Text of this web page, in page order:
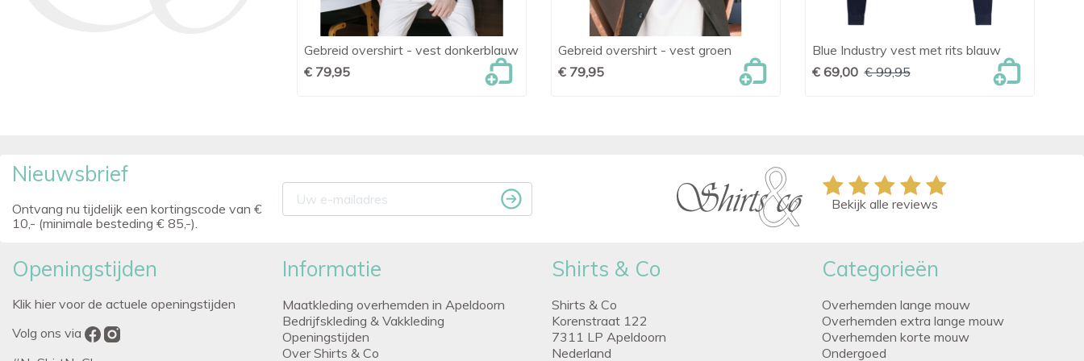
 Snel bekijken
Gebreid overshirt - vest donkerblauw
€ 79,95
 Snel bekijken
Gebreid overshirt - vest groen
€ 79,95
 Snel bekijken
Blue Industry vest met rits blauw
€ 69,00 € 99,95
Nieuwsbrief
Ontvang nu tijdelijk een kortingscode van €
10,- (minimale besteding € 85,-).
Bekijk alle reviews
Openingstijden
Klik hier voor de actuele openingstijden
Volg ons via
Informatie
Maatkleding overhemden in Apeldoorn
Bedrijfskleding & Vakkleding
Openingstijden
Over Shirts & Co
Shirts & Co
Shirts & Co
Korenstraat 122
7311 LP Apeldoorn
Nederland
Categorieën
Overhemden lange mouw
Overhemden extra lange mouw
Overhemden korte mouw
Ondergoed